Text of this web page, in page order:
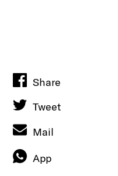
Share
Tweet
Mail
App